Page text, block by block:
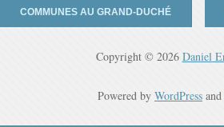
COMMUNES AU GRAND-DUCHÉ
Copyright © 2026 Daniel
Powered by WordPress and